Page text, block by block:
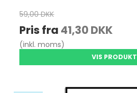
59,00 DKK
Pris fra 41,30 DKK
(inkl. moms)
VIS PRODUKT